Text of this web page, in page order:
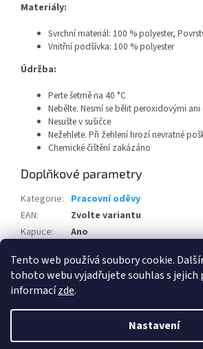
Tento web používá soubory cookie.
tohoto webu vyjadřujete souhlas s jejich
informacízde.
Nastavení
Materiály:
Svrchní materiál: 100 % polyester,
Vnitřní podšívka: 100 % polyester
Údržba:
Perte šetrně na 40 °C
Nebělte. Nesmí se bělit peroxidovými
Nesušte v sušičce
Nežehlete. Při žehlení hrozí nevratné
Chemické čištění zakázáno
Doplňkové parametry
Kategorie: Pracovní oděvy
EAN:
Zvolte variantu
Kapuce:
Ano